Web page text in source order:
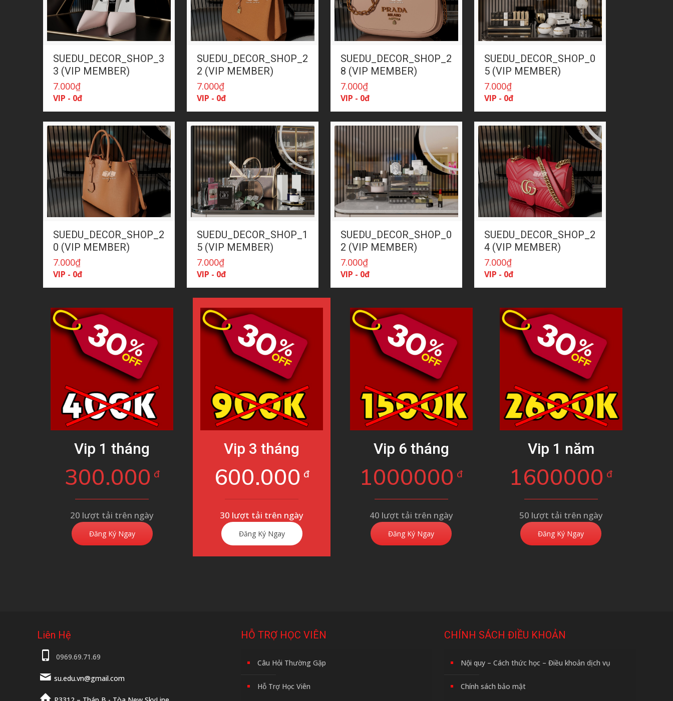
SUEDU_DECOR_SHOP_3
3 (VIP MEMBER)
7.000₫
VIP - 0đ
SUEDU_DECOR_SHOP_2
2 (VIP MEMBER)
7.000₫
VIP - 0đ
SUEDU_DECOR_SHOP_2
8 (VIP MEMBER)
7.000₫
VIP - 0đ
SUEDU_DECOR_SHOP_0
5 (VIP MEMBER)
7.000₫
VIP - 0đ
SUEDU_DECOR_SHOP_2
0 (VIP MEMBER)
7.000₫
VIP - 0đ
SUEDU_DECOR_SHOP_1
5 (VIP MEMBER)
7.000₫
VIP - 0đ
SUEDU_DECOR_SHOP_0
2 (VIP MEMBER)
7.000₫
VIP - 0đ
SUEDU_DECOR_SHOP_2
4 (VIP MEMBER)
7.000₫
VIP - 0đ
Vip 1 tháng
300.000 đ
20 lượt tải trên ngày
Đăng Ký Ngay
Vip 3 tháng
600.000 đ
30 lượt tải trên ngày
Đăng Ký Ngay
Vip 6 tháng
1000000 đ
40 lượt tải trên ngày
Đăng Ký Ngay
Vip 1 năm
1600000 đ
50 lượt tải trên ngày
Đăng Ký Ngay
Liên Hệ
0969.69.71.69
su.edu.vn@gmail.com
HỖ TRỢ HỌC VIÊN
Câu Hỏi Thường Gặp
Hỗ Trợ Học Viên
CHÍNH SÁCH ĐIỀU KHOẢN
Nội quy – Cách thức học – Điều khoản dịch vụ
Chính sách bảo mật